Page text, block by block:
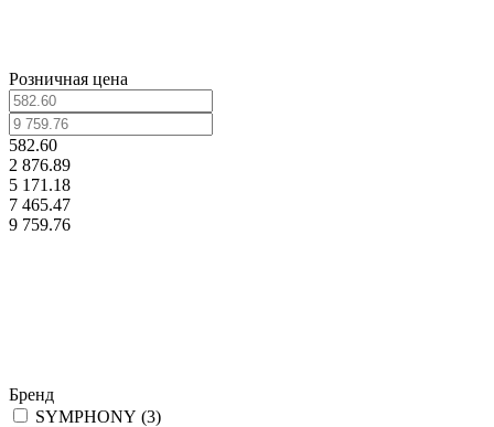
Розничная цена
582.60
2 876.89
5 171.18
7 465.47
9 759.76
Бренд
SYMPHONY (3)